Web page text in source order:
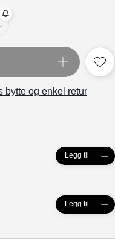
bytte og enkel retur
Legg til
Legg til